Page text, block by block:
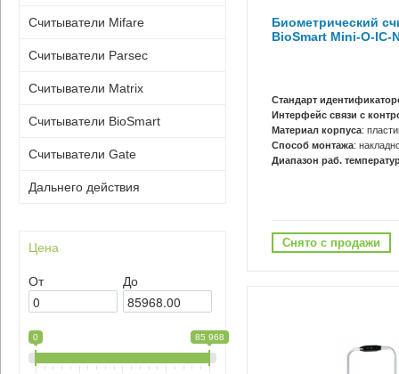
Считыватели Mifare
Считыватели Parsec
Считыватели Matrix
Считыватели BioSmart
Считыватели Gate
Дальнего действия
Цена
От До
0 85 968
Биометрический
BioSmart Mini-O-IC-
Стандарт
Интерфейс связи с
Материал корпуса:
Способ монтажа:
Диапазон раб.
Снято с продажи